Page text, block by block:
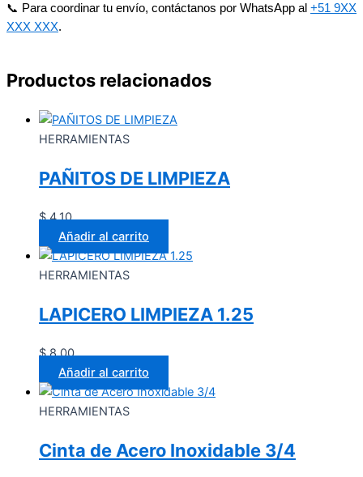
📞 Para coordinar tu envío, contáctanos por WhatsApp al +51 9XX
XXX XXX.
Productos relacionados
HERRAMIENTAS
PAÑITOS DE LIMPIEZA
$4.10
Añadir al carrito
HERRAMIENTAS
LAPICERO LIMPIEZA 1.25
$8.00
Añadir al carrito
HERRAMIENTAS
Cinta de Acero Inoxidable 3/4